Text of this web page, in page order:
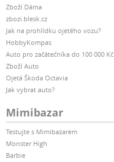
Zboží Dáma
zbozi.blesk.cz
Jak na prohlídku ojetého vozu?
HobbyKompas
Auto pro začátečníka do 100 000 Kč
Zboží Auto
Ojetá Škoda Octavia
Jak vybrat auto?
Mimibazar
Testujte s Mimibazarem
Monster High
Barbie